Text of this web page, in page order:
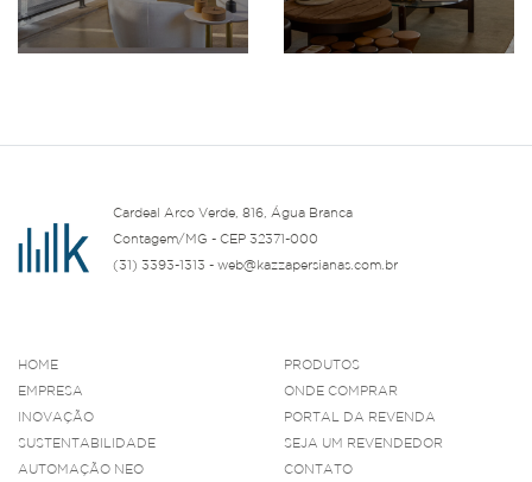
Cardeal Arco Verde, 816, Água Branca
Contagem/MG - CEP 32371-000
(31) 3393-1313 - web@kazzapersianas.com.br
HOME
EMPRESA
INOVAÇÃO
SUSTENTABILIDADE
AUTOMAÇÃO NEO
PRODUTOS
ONDE COMPRAR
PORTAL DA REVENDA
SEJA UM REVENDEDOR
CONTATO